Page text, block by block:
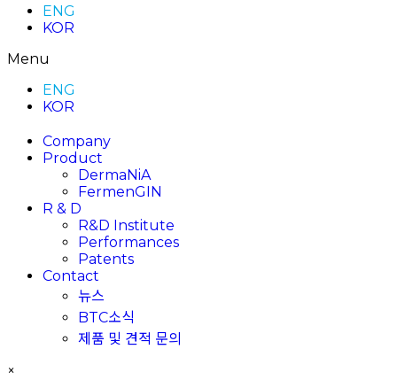
ENG
KOR
Menu
ENG
KOR
Company
Product
DermaNiA
FermenGIN
R & D
R&D Institute
Performances
Patents
Contact
뉴스
BTC소식
제품 및 견적 문의
×